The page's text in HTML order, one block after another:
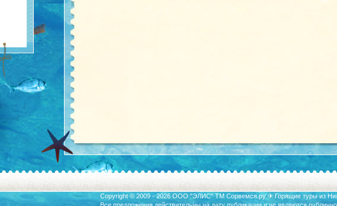
Copyright © 2009 - 2026 ООО "ЭЛИС" ТМ Сорвемся.ру ✈ Горящие туры из